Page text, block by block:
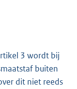
3 wordt bij
buiten
dit niet reeds